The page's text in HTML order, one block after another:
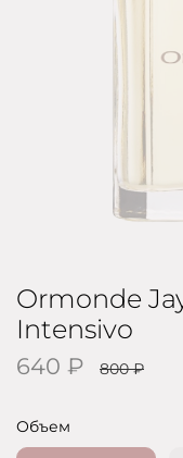
Ormonde
Intensivo
640 ₽ 800 ₽
Объем